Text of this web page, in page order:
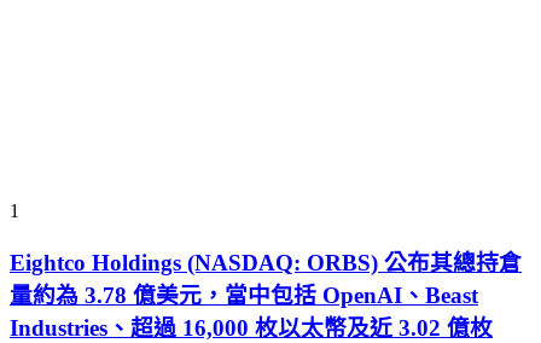
1
Eightco Holdings (NASDAQ: ORBS) 公布其總持倉
量約為 3.78 億美元，當中包括 OpenAI、Beast
Industries、超過 16,000 枚以太幣及近 3.02 億枚